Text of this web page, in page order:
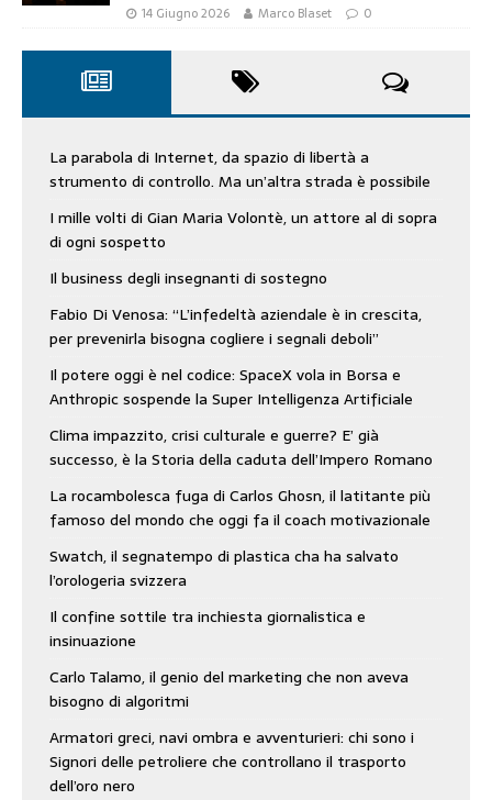
14 Giugno 2026 Marco Blaset 0
La parabola di Internet, da spazio di libertà a
strumento di controllo. Ma un’altra strada è possibile
I mille volti di Gian Maria Volontè, un attore al di sopra
di ogni sospetto
Il business degli insegnanti di sostegno
Fabio Di Venosa: “L’infedeltà aziendale è in crescita,
per prevenirla bisogna cogliere i segnali deboli”
Il potere oggi è nel codice: SpaceX vola in Borsa e
Anthropic sospende la Super Intelligenza Artificiale
Clima impazzito, crisi culturale e guerre? E’ già
successo, è la Storia della caduta dell’Impero Romano
La rocambolesca fuga di Carlos Ghosn, il latitante più
famoso del mondo che oggi fa il coach motivazionale
Swatch, il segnatempo di plastica cha ha salvato
l’orologeria svizzera
Il confine sottile tra inchiesta giornalistica e
insinuazione
Carlo Talamo, il genio del marketing che non aveva
bisogno di algoritmi
Armatori greci, navi ombra e avventurieri: chi sono i
Signori delle petroliere che controllano il trasporto
dell’oro nero